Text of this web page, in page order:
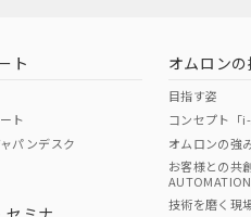
ト
ト
パンデスク
オムロン
目指す姿
コンセプト「
オムロンの強
お客様との共
技術を磨く現